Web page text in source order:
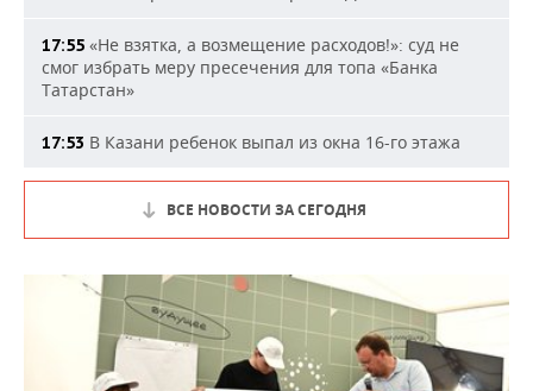
17:55 «Не взятка, а возмещение расходов!»: суд не
смог избрать меру пресечения для топа «Банка
Татарстан»
17:53 В Казани ребенок выпал из окна 16-го этажа
ВСЕ НОВОСТИ ЗА СЕГОДНЯ